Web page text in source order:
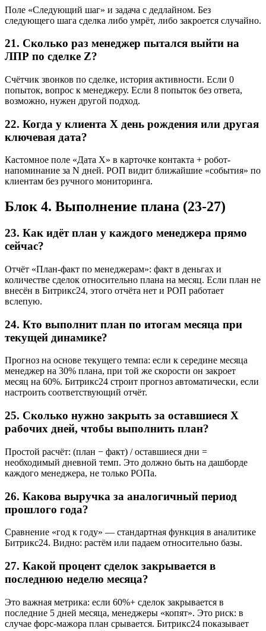
Поле «Следующий шаг» и задача с дедлайном. Без
следующего шага сделка либо умрёт, либо закроется случайно.
21. Сколько раз менеджер пытался выйти на
ЛПР по сделке Z?
Счётчик звонков по сделке, история активности. Если 0
попыток, вопрос к менеджеру. Если 8 попыток без ответа,
возможно, нужен другой подход.
22. Когда у клиента X день рождения или другая
ключевая дата?
Кастомное поле «Дата X» в карточке контакта + робот-
напоминание за N дней. РОП видит ближайшие «события» по
клиентам без ручного мониторинга.
Блок 4. Выполнение плана (23-27)
23. Как идёт план у каждого менеджера прямо
сейчас?
Отчёт «План-факт по менеджерам»: факт в деньгах и
количестве сделок относительно плана на месяц. Если план не
внесён в Битрикс24, этого отчёта нет и РОП работает
вслепую.
24. Кто выполнит план по итогам месяца при
текущей динамике?
Прогноз на основе текущего темпа: если к середине месяца
менеджер на 30% плана, при той же скорости он закроет
месяц на 60%. Битрикс24 строит прогноз автоматически, если
настроить соответствующий отчёт.
25. Сколько нужно закрыть за оставшиеся X
рабочих дней, чтобы выполнить план?
Простой расчёт: (план − факт) / оставшиеся дни =
необходимый дневной темп. Это должно быть на дашборде
каждого менеджера, не только РОПа.
26. Какова выручка за аналогичный период
прошлого года?
Сравнение «год к году» — стандартная функция в аналитике
Битрикс24. Видно: растём или падаем относительно базы.
27. Какой процент сделок закрывается в
последнюю неделю месяца?
Это важная метрика: если 60%+ сделок закрывается в
последние 5 дней месяца, менеджеры «копят». Это риск: в
случае форс-мажора план срывается. Битрикс24 показывает